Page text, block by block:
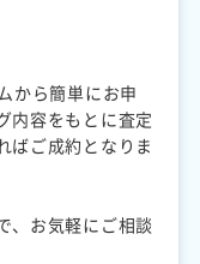
から簡単にお申
内容をもとに査定
ばご成約となりま
、お気軽にご相談